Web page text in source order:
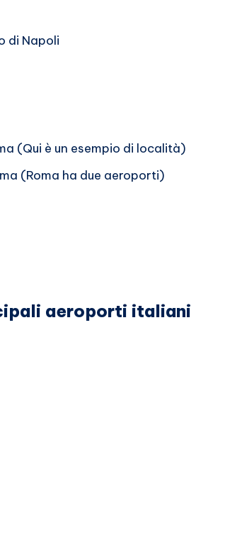
di Napoli
(Qui è un esempio di località)
(Roma ha due aeroporti)
aeroporti italiani